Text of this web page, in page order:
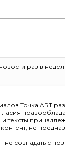
раз в
Точка ART
тексты
не
совпадать с